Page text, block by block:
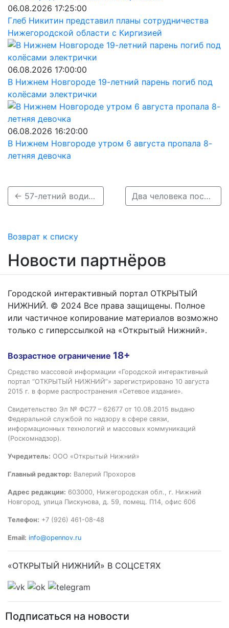
06.08.2026 17:25:00
Глеб Никитин представил планы сотрудничества
Нижегородской области с Киргизией
06.08.2026 17:00:00
В Нижнем Новгороде 19-летний парень погиб под
колёсами электрички
06.08.2026 16:20:00
В Нижнем Новгороде утром 6 августа пропала 8-
летняя девочка
← 57-летний водитель нижегородского Комитета ветеринарии скончался за рулем Два человека пострадали в ДТП с перевернувшейся легковушкой в Нижнем Новгороде →
Возврат к списку
Новости партнёров
Городской интерактивный портал ОТКРЫТЫЙ
НИЖНИЙ. © 2024 Все права защищены. Полное
или частичное копирование материалов возможно
только с гиперссылкой на «Открытый Нижний».
Возрастное ограничение 18+
Средство массовой информации «Городской интерактивный
портал “ОТКРЫТЫЙ НИЖНИЙ”» зарегистрировано 10 августа
2015 г. в форме распространения «Сетевое издание».
Свидетельство Эл № ФС77 – 62677 от 10.08.2015 выдано
Федеральной службой по надзору в сфере связи,
информационных технологий и массовых коммуникаций
(Роскомнадзор).
Учредитель: ООО «Открытый Нижний»
Главный редактор: Валерий Прохоров
Адрес редакции: 603000, Нижегородская обл., г. Нижний
Новгород, улица Пискунова, д. 59, помещ. П14, офис 606
Телефон: +7 (926) 461-08-48
Email: info@opennov.ru
«ОТКРЫТЫЙ НИЖНИЙ» В СОЦСЕТЯХ
Подписаться на новости